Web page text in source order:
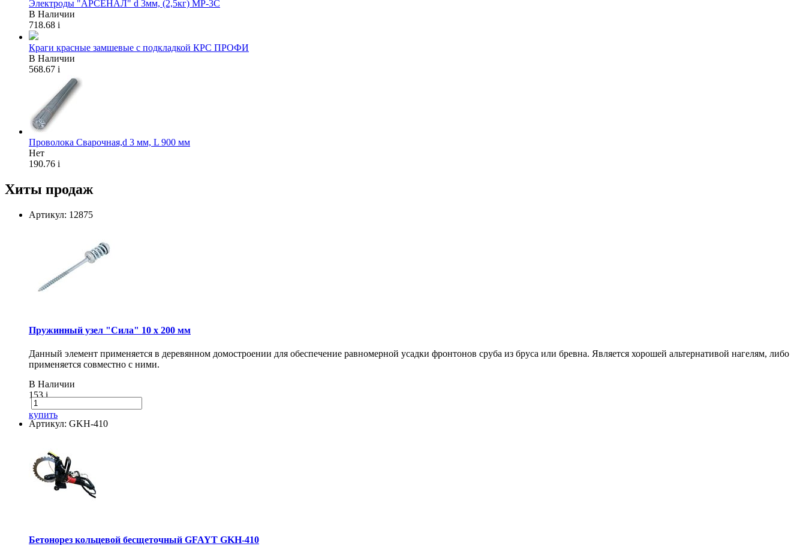
Электроды "АРСЕНАЛ" d 3мм, (2,5кг) МР-3C
В Наличии
718.68 i
Краги красные замшевые с подкладкой КРС ПРОФИ
В Наличии
568.67 i
Проволока Сварочная,d 3 мм, L 900 мм
Нет
190.76 i
Хиты продаж
Артикул: 12875
Пружинный узел "Сила" 10 x 200 мм
Данный элемент применяется в деревянном домостроении для обеспечение равномерной усадки фронтонов сруба из бруса или бревна. Является хорошей альтернативой нагелям, либо
применяется совместно с ними.
В Наличии
153i
купить
Артикул: GKH-410
Бетонорез кольцевой бесщеточный GFAYT GKH-410